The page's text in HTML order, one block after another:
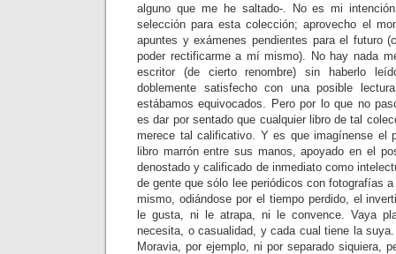
alguno que me he saltado-. No es mi
selección para esta colección; aprovecho el
apuntes y exámenes pendientes para el futuro
poder rectificarme a mí mismo). No hay nada
escritor (de cierto renombre) sin haberlo
doblemente satisfecho con una posible
estábamos equivocados. Pero por lo que no
es dar por sentado que cualquier libro de tal
merece tal calificativo. Y es que imagínense el
libro marrón entre sus manos, apoyado en el
denostado y calificado de inmediato como
de gente que sólo lee periódicos con fotografías
mismo, odiándose por el tiempo perdido, el
le gusta, ni le atrapa, ni le convence. Vaya
necesita, o casualidad, y cada cual tiene la
Moravia, por ejemplo, ni por separado siquiera,